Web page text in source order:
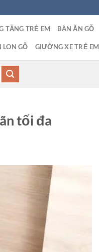
TẦNG TRẺ EM BÀN ĂN GỖ
LON GỖ GIƯỜNG XE TRẺ EM
tối đa